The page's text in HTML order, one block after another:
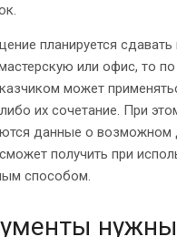
планируется сдавать
или офис, то по
может
их сочетание. При
данные о возможном
получить при
способом.